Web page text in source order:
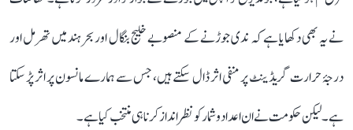
نے یہ بھی دکھایا ہے کہ ندی جوڑنے کے منصوبے خلیج بنگال اور بحر ہند میں تھرمل اور
درجۂ حرارت گریڈینٹ پر منفی اثر ڈال سکتے ہیں، جس سے ہمارے مانسون پر اثر پڑ سکتا
ہے۔ لیکن حکومت نے ان اعداد و شمار کو نظرانداز کرنا ہی منتخب کیا ہے۔